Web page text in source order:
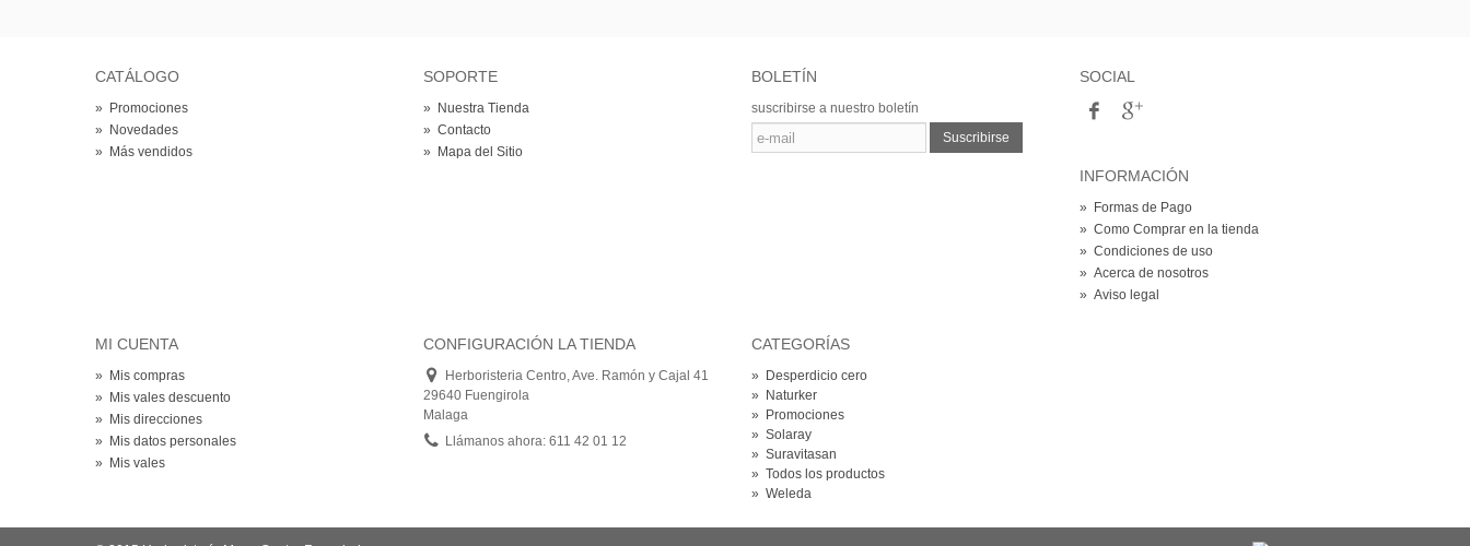
CATÁLOGO
»
Promociones
»
Novedades
»
Más vendidos
SOPORTE
»
Nuestra Tienda
» Contacto
»
Mapa del Sitio
BOLETÍN
suscribirse a nuestro boletín
Suscribirse
SOCIAL
INFORMACIÓN
»
Formas de Pago
» Como Comprar en la tienda
» Condiciones de uso
» Acerca de nosotros
» Aviso legal
MI CUENTA
»
Mis compras
»
Mis vales descuento
»
Mis direcciones
»
Mis datos personales
»
Mis vales
CONFIGURACIÓN LA TIENDA
Herboristeria Centro, Ave. Ramón y Cajal 41
29640 Fuengirola
Malaga
Llámanos ahora: 611 42 01 12
CATEGORÍAS
»
Desperdicio cero
»
Naturker
»
Promociones
» Solaray
» Suravitasan
» Todos los productos
» Weleda